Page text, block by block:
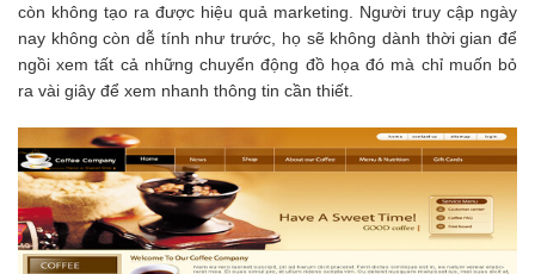
còn không tạo ra được hiệu quả marketing. Người truy cập ngày
nay không còn dễ tính như trước, họ sẽ không dành thời gian để
ngồi xem tất cả những chuyển động đồ họa đó mà chỉ muốn bỏ
ra vài giây để xem nhanh thông tin cần thiết.